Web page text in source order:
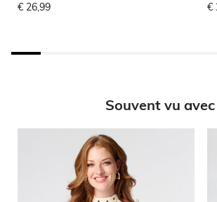
€ 26,99 €
Souvent vu avec